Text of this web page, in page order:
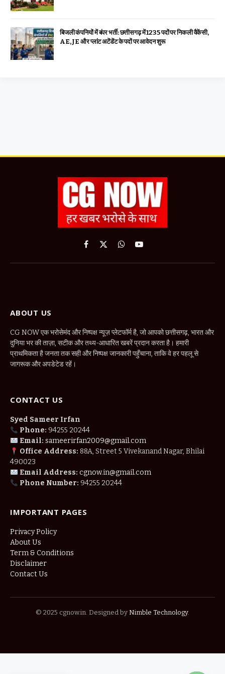
बिजली कंपनियों में बंपर भर्ती: छत्तीसगढ़ में 1235 पदों पर निकली वैकेंसी,
AE, JE और प्लांट अटेंडेंट के पदों पर आवेदन शुरू
Facebook
X
WhatsApp
YouTube
ABOUT US
CG NOW एक भरोसेमंद और निष्पक्ष न्यूज़ प्लेटफॉर्म है, जो आपको छत्तीसगढ़, भारत और
दुनिया भर की ताज़ा, सटीक और तथ्य-आधारित खबरें प्रदान करता है। हमारी
प्राथमिकता है जनता तक सही और निष्पक्ष जानकारी पहुँचाना, ताकि वे हर पहलू से
जागरूक और अपडेटेड रहें।
CONTACT US
Syed Sameer Irfan
Phone: 94255 20244
Email: sameerirfan2009@gmail.com
Office Address: 88A, Street 5 Vivekanand Nagar, Bhilai
490023
Email Address: cgnow.in@gmail.com
Phone Number: 94255 20244
IMPORTANT PAGES
Privacy Policy
About Us
Term & Conditions
Disclaimer
Contact Us
© 2025 cgnow.in. Designed by Nimble Technology.